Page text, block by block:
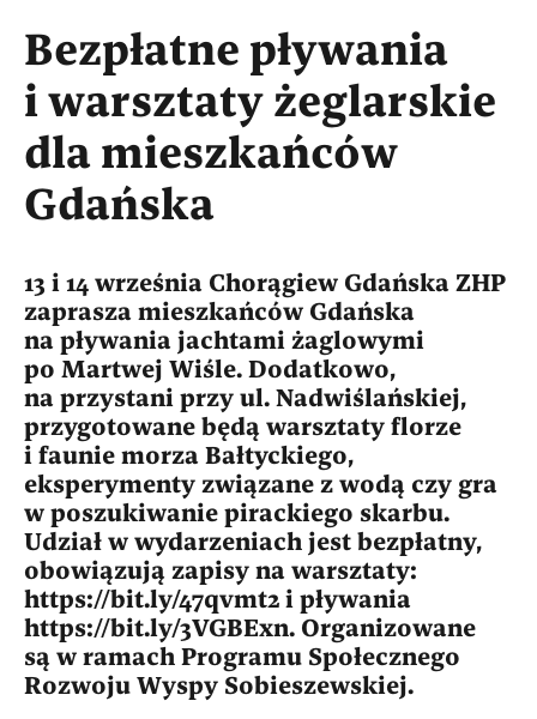
Bezpłatne pływania
i warsztaty żeglarskie
dla mieszkańców
Gdańska
13 i 14 września Chorągiew Gdańska ZHP
zaprasza mieszkańców Gdańska
na pływania jachtami żaglowymi
po Martwej Wiśle. Dodatkowo,
na przystani przy ul. Nadwiślańskiej,
przygotowane będą warsztaty florze
i faunie morza Bałtyckiego,
eksperymenty związane z wodą czy gra
w poszukiwanie pirackiego skarbu.
Udział w wydarzeniach jest bezpłatny,
obowiązują zapisy na warsztaty:
https://bit.ly/47qvmt2 i pływania
https://bit.ly/3VGBExn. Organizowane
są w ramach Programu Społecznego
Rozwoju Wyspy Sobieszewskiej.